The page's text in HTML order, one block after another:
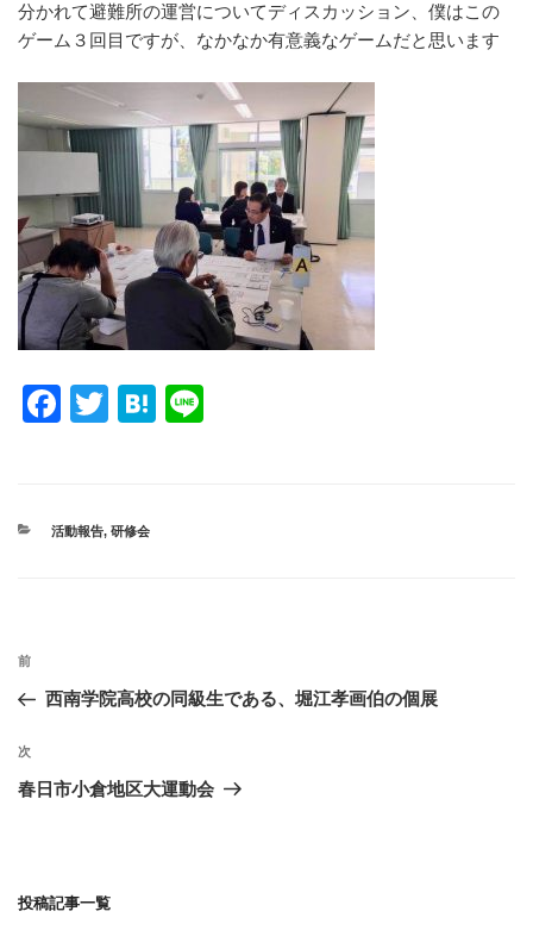
分かれて避難所の運営についてディスカッション、僕はこの
ゲーム３回目ですが、なかなか有意義なゲームだと思います
F
e
T
er
H
カ
活動報告, 研修会
投
ナ
ビ
ゲ
ン
過
去
投
稿
前
西南学院高校の同級生である、堀江孝画伯の個展
次
の
次
春日市小倉地区大運動会
投稿記事一覧